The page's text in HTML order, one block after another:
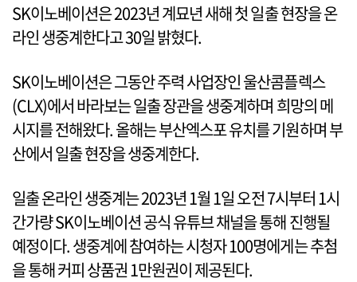
SK이노베이션은 2023년 계묘년 새해 첫 일출 현장을 온
라인 생중계한다고 30일 밝혔다.
SK이노베이션은 그동안 주력 사업장인 울산콤플렉스
(CLX)에서 바라보는 일출 장관을 생중계하며 희망의 메
시지를 전해왔다. 올해는 부산엑스포 유치를 기원하며 부
산에서 일출 현장을 생중계한다.
일출 온라인 생중계는 2023년 1월 1일 오전 7시부터 1시
간가량 SK이노베이션 공식 유튜브 채널을 통해 진행될
예정이다. 생중계에 참여하는 시청자 100명에게는 추첨
을 통해 커피 상품권 1만원권이 제공된다.